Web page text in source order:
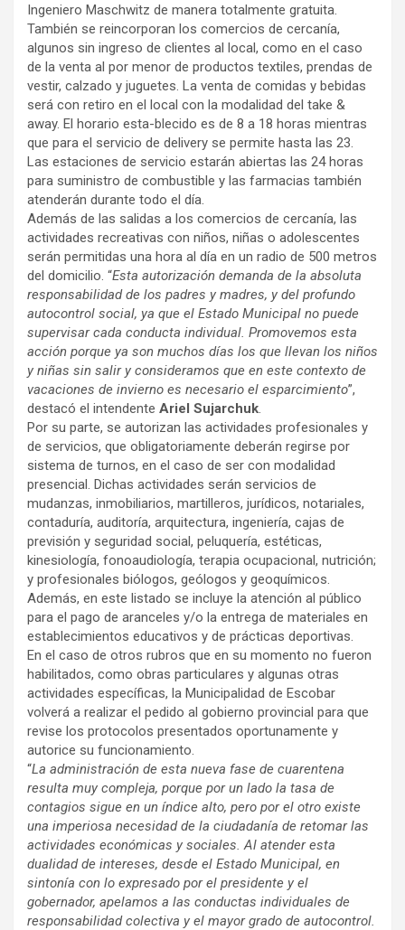
Ingeniero Maschwitz de manera totalmente gratuita.
También se reincorporan los comercios de cercanía,
algunos sin ingreso de clientes al local, como en el caso
de la venta al por menor de productos textiles, prendas de
vestir, calzado y juguetes. La venta de comidas y bebidas
será con retiro en el local con la modalidad del take &
away. El horario esta-blecido es de 8 a 18 horas mientras
que para el servicio de delivery se permite hasta las 23.
Las estaciones de servicio estarán abiertas las 24 horas
para suministro de combustible y las farmacias también
atenderán durante todo el día.
Además de las salidas a los comercios de cercanía, las
actividades recreativas con niños, niñas o adolescentes
serán permitidas una hora al día en un radio de 500 metros
del domicilio. “Esta autorización demanda de la absoluta
responsabilidad de los padres y madres, y del profundo
autocontrol social, ya que el Estado Municipal no puede
supervisar cada conducta individual. Promovemos esta
acción porque ya son muchos días los que llevan los niños
y niñas sin salir y consideramos que en este contexto de
vacaciones de invierno es necesario el esparcimiento”,
destacó el intendente Ariel Sujarchuk.
Por su parte, se autorizan las actividades profesionales y
de servicios, que obligatoriamente deberán regirse por
sistema de turnos, en el caso de ser con modalidad
presencial. Dichas actividades serán servicios de
mudanzas, inmobiliarios, martilleros, jurídicos, notariales,
contaduría, auditoría, arquitectura, ingeniería, cajas de
previsión y seguridad social, peluquería, estéticas,
kinesiología, fonoaudiología, terapia ocupacional, nutrición;
y profesionales biólogos, geólogos y geoquímicos.
Además, en este listado se incluye la atención al público
para el pago de aranceles y/o la entrega de materiales en
establecimientos educativos y de prácticas deportivas.
En el caso de otros rubros que en su momento no fueron
habilitados, como obras particulares y algunas otras
actividades específicas, la Municipalidad de Escobar
volverá a realizar el pedido al gobierno provincial para que
revise los protocolos presentados oportunamente y
autorice su funcionamiento.
“La administración de esta nueva fase de cuarentena
resulta muy compleja, porque por un lado la tasa de
contagios sigue en un índice alto, pero por el otro existe
una imperiosa necesidad de la ciudadanía de retomar las
actividades económicas y sociales. Al atender esta
dualidad de intereses, desde el Estado Municipal, en
sintonía con lo expresado por el presidente y el
gobernador, apelamos a las conductas individuales de
responsabilidad colectiva y el mayor grado de autocontrol.